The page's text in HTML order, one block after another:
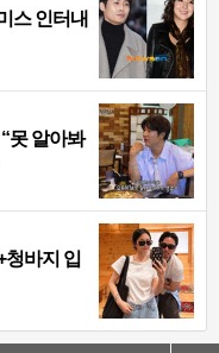
스 인터내
못 알아봐
청바지 입